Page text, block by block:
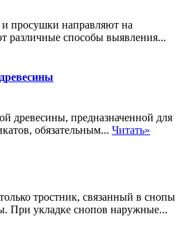
просушки направляют на
различные способы выявления...
древесины, предназначенной для
обязательным... Читать»
тростник, связанный в снопы
При укладке снопов наружные...